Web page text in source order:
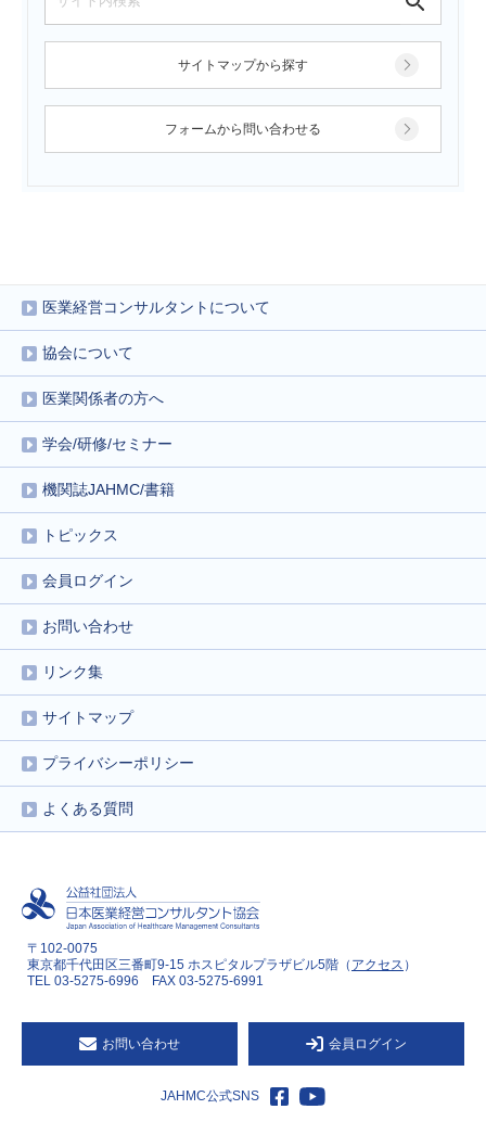
サイトマップから探す
フォームから問い合わせる
医業経営コンサルタントについて
協会について
医業関係者の方へ
学会/研修/セミナー
機関誌JAHMC/書籍
トピックス
会員ログイン
お問い合わせ
リンク集
サイトマップ
プライバシーポリシー
よくある質問
〒102-0075
東京都千代田区三番町9-15 ホスピタルプラザビル5階（ アクセス ）
TEL 03-5275-6996 FAX 03-5275-6991
お問い合わせ 会員ログイン
JAHMC公式SNS